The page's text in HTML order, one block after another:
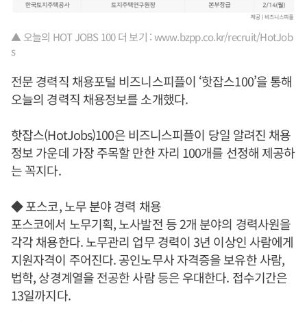
▲ 오늘의 HOT JOBS 100 더 보기 : www.bzpp.co.kr/recruit/HotJob
s
전문 경력직 채용포털 비즈니스피플이 ‘핫잡스100’을 통해
오늘의 경력직 채용정보를 소개했다.
핫잡스(HotJobs)100은 비즈니스피플이 당일 알려진 채용
정보 가운데 가장 주목할 만한 자리 100개를 선정해 제공하
는 꼭지다.
◆ 포스코, 노무 분야 경력 채용
포스코에서 노무기획, 노사발전 등 2개 분야의 경력사원을
각각 채용한다. 노무관리 업무 경력이 3년 이상인 사람에게
지원자격이 주어진다. 공인노무사 자격증을 보유한 사람,
법학, 상경계열을 전공한 사람 등은 우대한다. 접수기간은
13일까지다.